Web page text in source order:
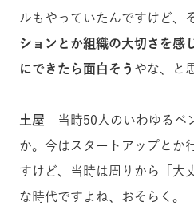
ルもやっていたんですけど、
ションとか組織の大切さを感
にできたら面白そう やな、と
土屋 当時50人のいわゆるベ
か。今はスタートアップとか
すけど、当時は周りから「大
な時代ですよね、おそらく。